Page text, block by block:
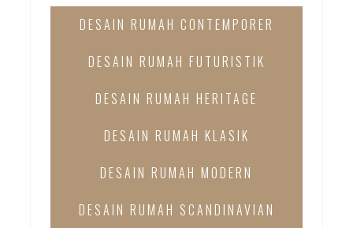
DESAIN RUMAH CONTEMPORER
DESAIN RUMAH FUTURISTIK
DESAIN RUMAH HERITAGE
DESAIN RUMAH KLASIK
DESAIN RUMAH MODERN
DESAIN RUMAH SCANDINAVIAN